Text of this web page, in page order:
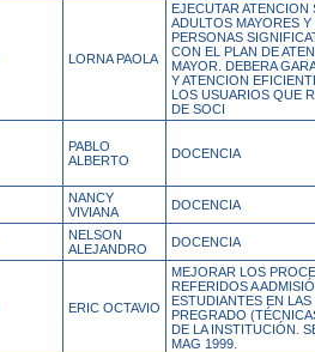
LORNA PAOLA
EJECUTAR ATENCION
ADULTOS MAYORES
PERSONAS
CON EL PLAN DE
MAYOR. DEBERA
Y ATENCION
LOS USUARIOS QUE
DE SOCI
PABLO
ALBERTO
DOCENCIA
NANCY
VIVIANA
DOCENCIA
NELSON
ALEJANDRO
DOCENCIA
ERIC OCTAVIO
MEJORAR LOS
REFERIDOS A
ESTUDIANTES EN
PREGRADO
DE LA INSTITUCIÓN.
MAG 1999.